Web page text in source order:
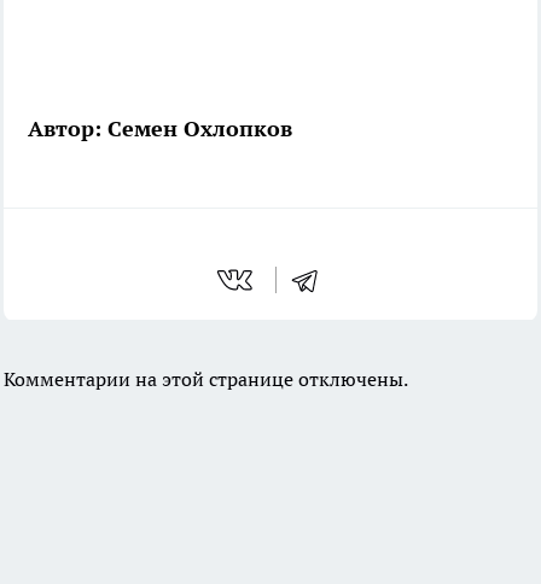
Автор: Семен Охлопков
Комментарии на этой странице отключены.